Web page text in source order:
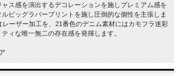
ス感を演出するデコレーションを施しプレミアム感を
ビッグラバープリントを施し圧倒的な個性を主張しま
ーザー加工を、21番色のデニム素材にはカモフラ迷彩
ィな唯一無二の存在感を発揮します。